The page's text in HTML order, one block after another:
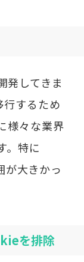
発してきま
するため
様々な業界
。特に
が大きかっ
を排除